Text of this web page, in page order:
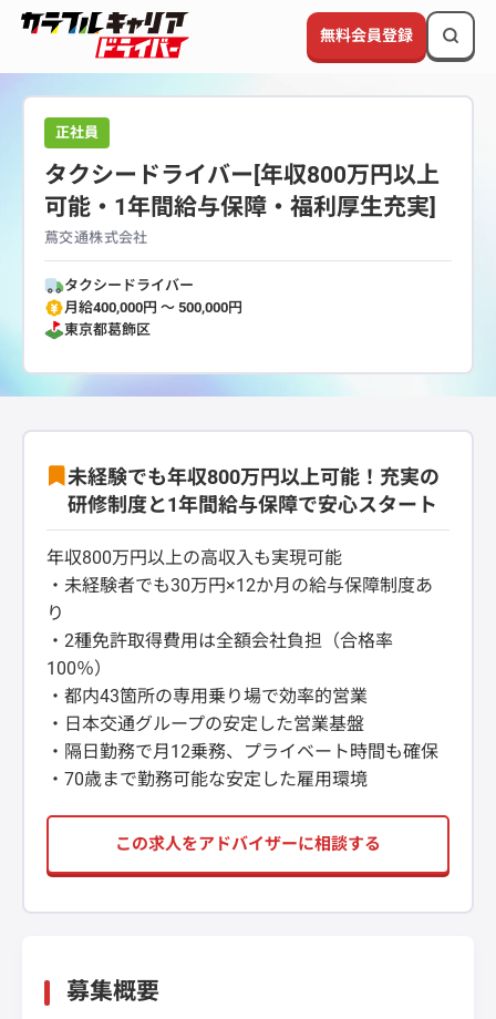
無料会員登録
正社員
タクシードライバー[年収800万円以上
可能・1年間給与保障・福利厚生充実]
蔦交通株式会社
タクシードライバー
月給400,000円 〜 500,000円
東京都葛飾区
未経験でも年収800万円以上可能！充実の
研修制度と1年間給与保障で安心スタート
年収800万円以上の高収入も実現可能
・未経験者でも30万円×12か月の給与保障制度あ
り
・2種免許取得費用は全額会社負担（合格率
100％）
・都内43箇所の専用乗り場で効率的営業
・日本交通グループの安定した営業基盤
・隔日勤務で月12乗務、プライベート時間も確保
・70歳まで勤務可能な安定した雇用環境
この求人をアドバイザーに相談する
募集概要